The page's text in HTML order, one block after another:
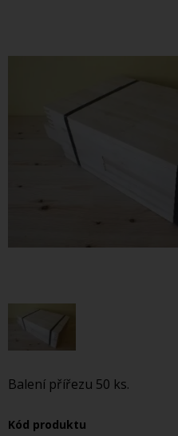
Balení přířezu 50 ks.
Kód produktu